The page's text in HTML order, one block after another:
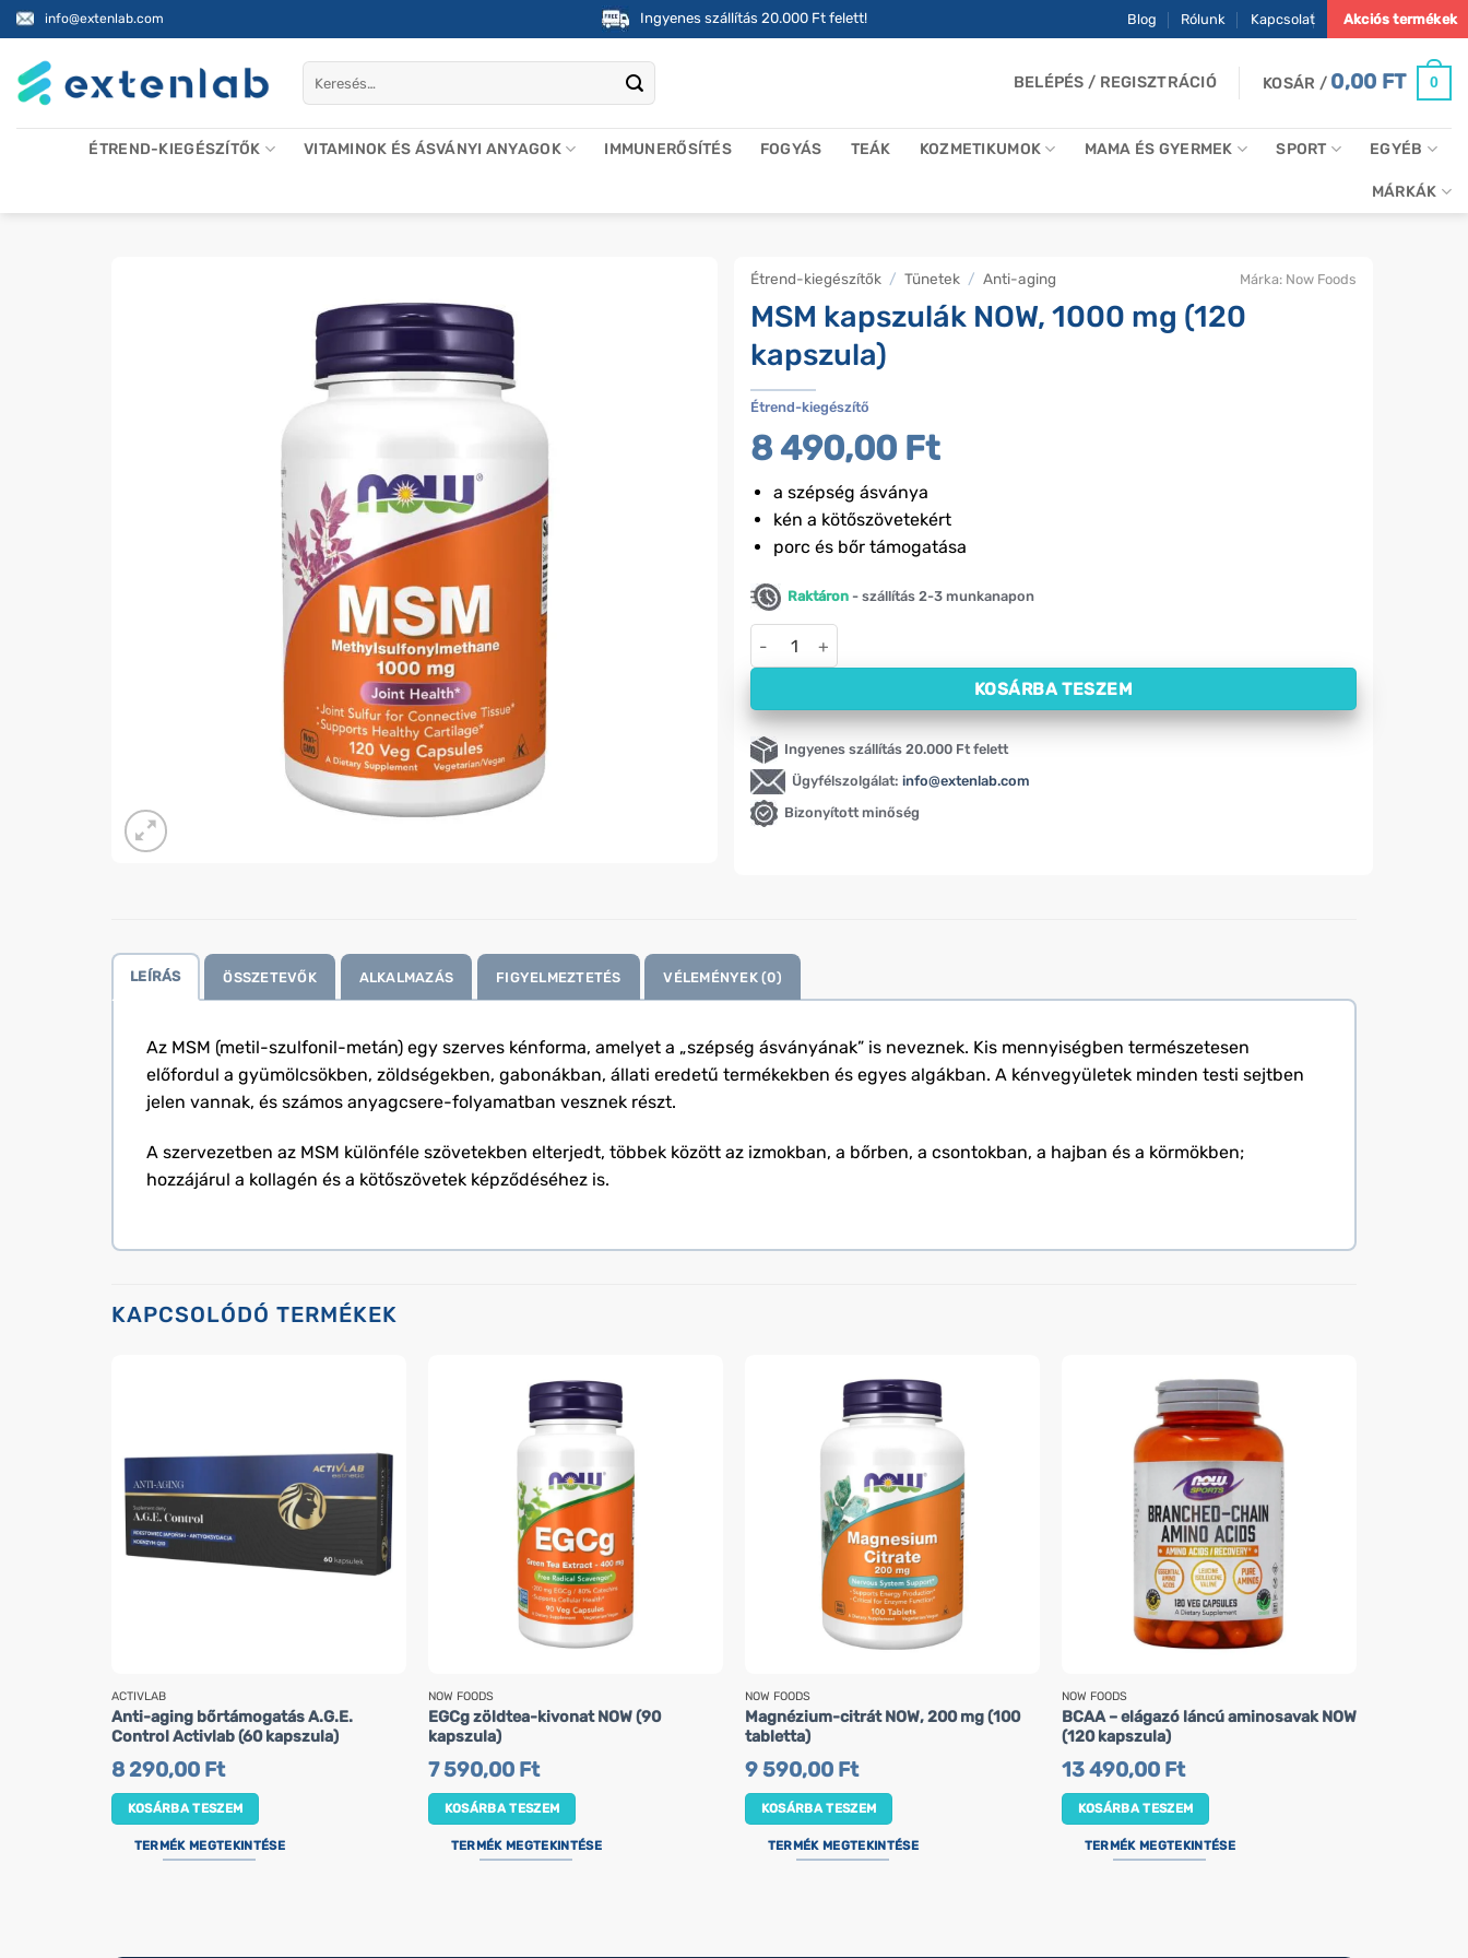
Skip
to
content
info@extenlab.com Ingyenes szállítás 20.000 Ft felett! Blog Rólunk Kapcsolat Akciós termékek
BELÉPÉS / REGISZTRÁCIÓ KOSÁR / 0,00 FT 0
ÉTREND-KIEGÉSZÍTŐK VITAMINOK ÉS ÁSVÁNYI ANYAGOK IMMUNERŐSÍTÉS FOGYÁS TEÁK KOZMETIKUMOK MAMA ÉS GYERMEK SPORT EGYÉB
MÁRKÁK
Étrend-kiegészítők / Tünetek / Anti-aging
MSM kapszulák NOW, 1000 mg (120
kapszula)
Étrend-kiegészítő
8 490,00 Ft
a szépség ásványa
kén a kötőszövetekért
porc és bőr támogatása
Raktáron - szállítás 2-3 munkanapon
MSM kapszulák NOW, 1000 mg (120 kapszula) mennyiség
KOSÁRBA TESZEM
Ingyenes szállítás 20.000 Ft felett
Ügyfélszolgálat: info@extenlab.com
Bizonyított minőség
Márka: Now Foods
LEÍRÁS ÖSSZETEVŐK ALKALMAZÁS FIGYELMEZTETÉS VÉLEMÉNYEK (0)
Az MSM (metil-szulfonil-metán) egy szerves kénforma, amelyet a „szépség ásványának” is neveznek. Kis mennyiségben természetesen
előfordul a gyümölcsökben, zöldségekben, gabonákban, állati eredetű termékekben és egyes algákban. A kénvegyületek minden testi sejtben
jelen vannak, és számos anyagcsere-folyamatban vesznek részt.
A szervezetben az MSM különféle szövetekben elterjedt, többek között az izmokban, a bőrben, a csontokban, a hajban és a körmökben;
hozzájárul a kollagén és a kötőszövetek képződéséhez is.
KAPCSOLÓDÓ TERMÉKEK
ACTIVLAB
Anti-aging bőrtámogatás A.G.E.
Control Activlab (60 kapszula)
8 290,00 Ft
KOSÁRBA TESZEM
TERMÉK MEGTEKINTÉSE
NOW FOODS
EGCg zöldtea-kivonat NOW (90
kapszula)
7 590,00 Ft
KOSÁRBA TESZEM
TERMÉK MEGTEKINTÉSE
NOW FOODS
Magnézium-citrát NOW, 200 mg (100
tabletta)
9 590,00 Ft
KOSÁRBA TESZEM
TERMÉK MEGTEKINTÉSE
NOW FOODS
BCAA – elágazó láncú aminosavak NOW
(120 kapszula)
13 490,00 Ft
KOSÁRBA TESZEM
TERMÉK MEGTEKINTÉSE